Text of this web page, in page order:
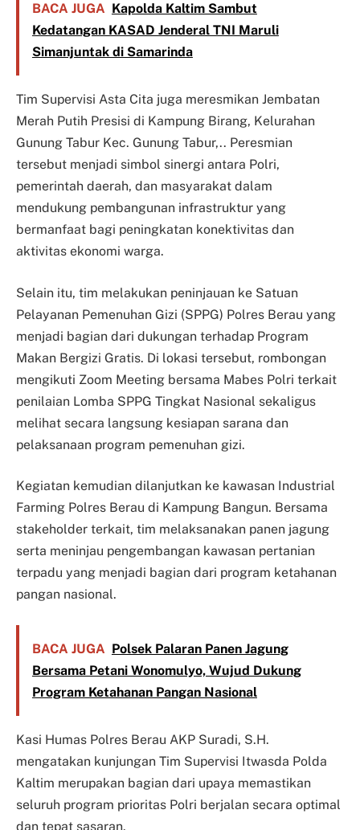
BACA JUGA Kapolda Kaltim Sambut
Kedatangan KASAD Jenderal TNI Maruli
Simanjuntak di Samarinda
Tim Supervisi Asta Cita juga meresmikan Jembatan
Merah Putih Presisi di Kampung Birang, Kelurahan
Gunung Tabur Kec. Gunung Tabur,.. Peresmian
tersebut menjadi simbol sinergi antara Polri,
pemerintah daerah, dan masyarakat dalam
mendukung pembangunan infrastruktur yang
bermanfaat bagi peningkatan konektivitas dan
aktivitas ekonomi warga.
Selain itu, tim melakukan peninjauan ke Satuan
Pelayanan Pemenuhan Gizi (SPPG) Polres Berau yang
menjadi bagian dari dukungan terhadap Program
Makan Bergizi Gratis. Di lokasi tersebut, rombongan
mengikuti Zoom Meeting bersama Mabes Polri terkait
penilaian Lomba SPPG Tingkat Nasional sekaligus
melihat secara langsung kesiapan sarana dan
pelaksanaan program pemenuhan gizi.
Kegiatan kemudian dilanjutkan ke kawasan Industrial
Farming Polres Berau di Kampung Bangun. Bersama
stakeholder terkait, tim melaksanakan panen jagung
serta meninjau pengembangan kawasan pertanian
terpadu yang menjadi bagian dari program ketahanan
pangan nasional.
BACA JUGA Polsek Palaran Panen Jagung
Bersama Petani Wonomulyo, Wujud Dukung
Program Ketahanan Pangan Nasional
Kasi Humas Polres Berau AKP Suradi, S.H.
mengatakan kunjungan Tim Supervisi Itwasda Polda
Kaltim merupakan bagian dari upaya memastikan
seluruh program prioritas Polri berjalan secara optimal
dan tepat sasaran.